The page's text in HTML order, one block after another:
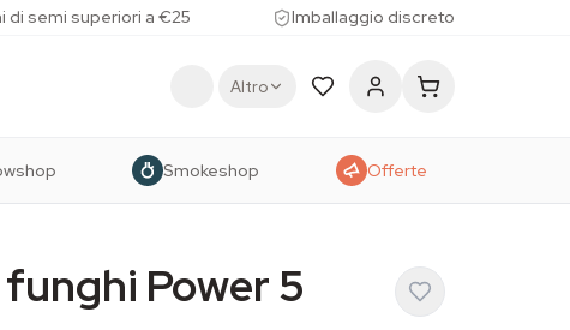
di semi superiori a €25 Imballaggio discreto
Altro
Smokeshop Offerte
Power 5